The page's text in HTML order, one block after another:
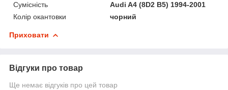
Сумісність
Audi A4 (8D2 B5) 1994-2001
Колір окантовки
чорний
Приховати
Відгуки про товар
Ще немає відгуків про цей товар